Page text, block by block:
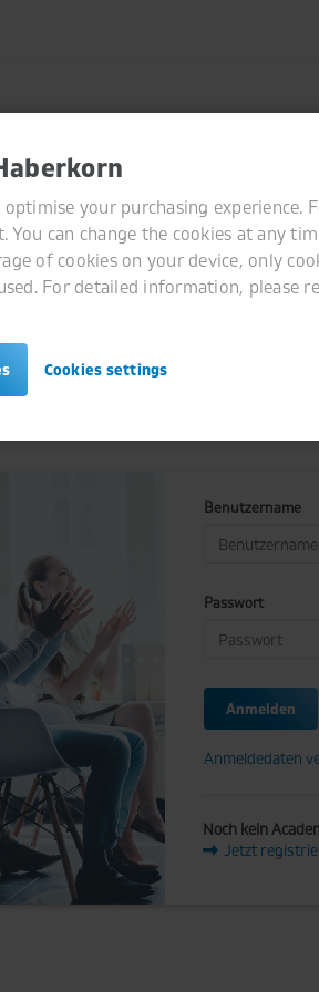
Produkten sondern auch mit
Verbindungselemente
in Österreich machen uns zum
von IhremHaberkorn-Kundenberater
von Haberkorn besuchen Sie unseren
Benutzername
Passwort
Anmeldedaten
Noch kein
Jetzt
optimise your purchasing experience.
You can change the cookies at any
of cookies on your device, only
For detailed information, please
Cookies settings